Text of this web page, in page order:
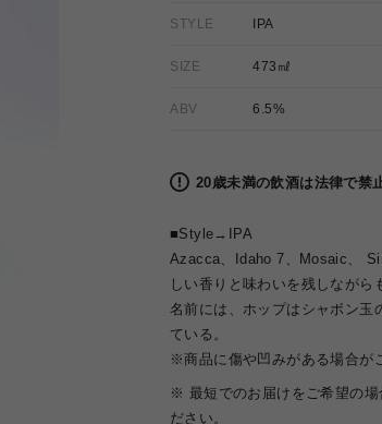
STYLE IPA
SIZE 473㎖
ABV 6.5%
20歳未満の飲酒は法律で禁
■Style→IPA
Azacca、Idaho 7、Mosaic、
しい香りと味わいを残しながら
名前には、ホップはシャボン玉
ている。
※商品に傷や凹みがある場合が
※ 最短でのお届けをご希望の場
ださい。